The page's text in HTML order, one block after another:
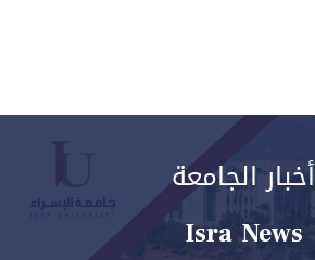
أخبار الجامعة
Isra News